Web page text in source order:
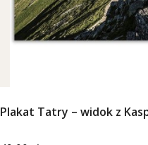
Plakat Tatry – widok z